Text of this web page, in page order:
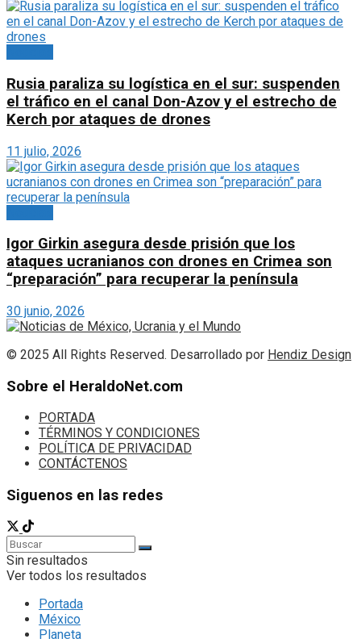
Rusia paraliza su logística en el sur: suspenden
el tráfico en el canal Don-Azov y el estrecho de
Kerch por ataques de drones
11 julio, 2026
Igor Girkin asegura desde prisión que los
ataques ucranianos con drones en Crimea son
“preparación” para recuperar la península
30 junio, 2026
© 2025 All Rights Reserved. Desarrollado por Hendiz Design
Sobre el HeraldoNet.com
PORTADA
TÉRMINOS Y CONDICIONES
POLÍTICA DE PRIVACIDAD
CONTÁCTENOS
Siguenos en las redes
Sin resultados
Ver todos los resultados
Portada
México
Planeta